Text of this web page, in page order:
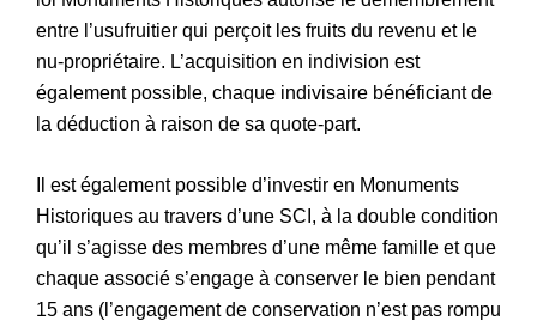
entre l’usufruitier qui perçoit les fruits du revenu et le
nu-propriétaire. L’acquisition en indivision est
également possible, chaque indivisaire bénéficiant de
la déduction à raison de sa quote-part.
Il est également possible d’investir en Monuments
Historiques au travers d’une SCI, à la double condition
qu’il s’agisse des membres d’une même famille et que
chaque associé s’engage à conserver le bien pendant
15 ans (l’engagement de conservation n’est pas rompu